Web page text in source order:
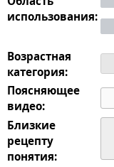
использования:
Возрастная
категория:
Поясняющее
видео:
Близкие
рецепту
понятия: